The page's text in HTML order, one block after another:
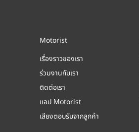
Motorist
เรื่องราวของเรา
ร่วมงานกับเรา
ติดต่อเรา
แอป Motorist
เสียงตอบรับจากลูกค้า